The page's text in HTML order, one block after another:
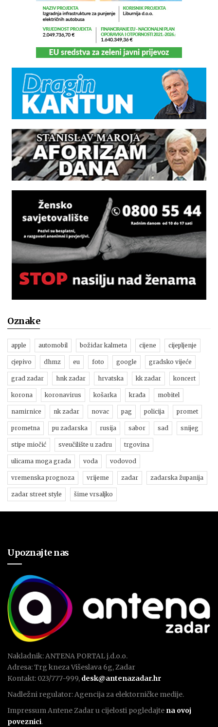
Oznake
apple automobil božidar kalmeta cijene cijepljenje
cjepivo dhmz eu foto google gradsko vijeće
grad zadar hnk zadar hrvatska kk zadar koncert
korona koronavirus košarka krađa mobitel
namirnice nk zadar novac pag policija promet
prometna pu zadarska rusija sabor sad snijeg
stipe miočić sveučilište u zadru trgovina
ulicama moga grada voda vodovod
vremenska prognoza vrijeme zadar zadarska županija
zadar street style šime vrsaljko
Upoznajte nas
Nakladnik: ANTENA PORTAL j.d.o.o.
Adresa: Trg kneza Višeslava 6g, Zadar
Kontakt: 023/777-999, desk@antenazadar.hr
Nadležni regulator: Agencija za elektorničke medije.
Impressum Antene Zadar u cijelosti pogledajte na ovoj
poveznici.